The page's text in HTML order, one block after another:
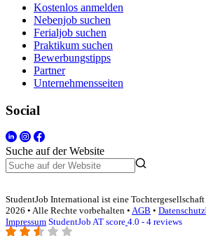
Kostenlos anmelden
Nebenjob suchen
Ferialjob suchen
Praktikum suchen
Bewerbungstipps
Partner
Unternehmensseiten
Social
Suche auf der Website
StudentJob International ist eine
2026 • Alle Rechte vorbehalten • AGB •
Impressum StudentJob AT score 4.0 - 4 reviews